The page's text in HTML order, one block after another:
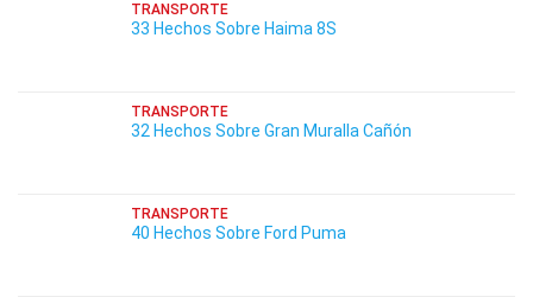
TRANSPORTE
33 Hechos Sobre Haima 8S
TRANSPORTE
32 Hechos Sobre Gran Muralla Cañón
TRANSPORTE
40 Hechos Sobre Ford Puma